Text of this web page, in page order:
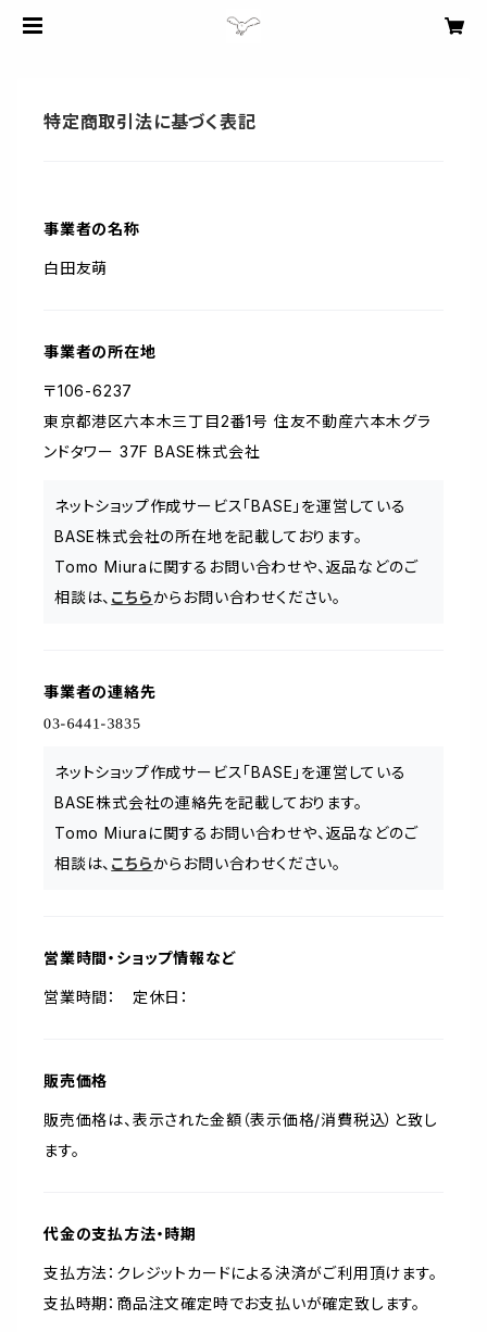
特定商取引法に基づく表記
事業者の名称
白田友萌
事業者の所在地
〒106-6237
東京都港区六本木三丁目2番1号 住友不動産六本木グラ
ンドタワー 37F BASE株式会社
ネットショップ作成サービス「BASE」を運営している
BASE株式会社の所在地を記載しております。
Tomo Miuraに関するお問い合わせや、返品などのご
相談は、 こちらからお問い合わせください。
事業者の連絡先
ネットショップ作成サービス「BASE」を運営している
BASE株式会社の連絡先を記載しております。
Tomo Miuraに関するお問い合わせや、返品などのご
相談は、 こちらからお問い合わせください。
営業時間・ショップ情報など
営業時間： 定休日：
販売価格
販売価格は、表示された金額（表示価格/消費税込）と致し
ます。
代金の支払方法・時期
支払方法：クレジットカードによる決済がご利用頂けます。
支払時期：商品注文確定時でお支払いが確定致します。